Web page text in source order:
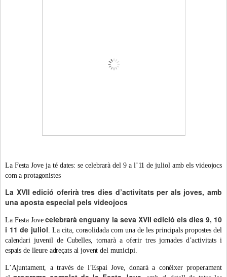
La Festa Jove ja té dates: se celebrarà del 9 a l’11 de juliol amb els videojocs
com a protagonistes
La XVII edició oferirà tres dies d’activitats per als joves, amb
una aposta especial pels videojocs
La Festa Jovecelebrarà enguany la seva XVII edició els dies 9, 10
i 11 de juliol . La cita, consolidada com una de les principals propostes del
calendari juvenil de Cubelles, tornarà a oferir tres jornades d’activitats i
espais de lleure adreçats al jovent del municipi.
L’Ajuntament, a través de l’Espai Jove, donarà a conèixer properament